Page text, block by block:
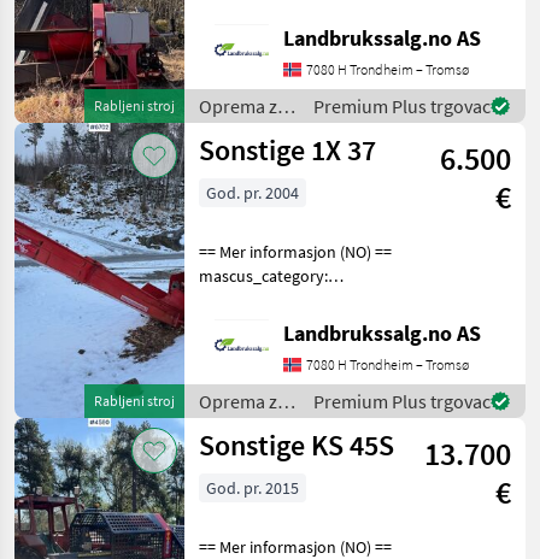
Rabljeni stroj
provide reference number
upon request: 8518 See
en.landbrukssalg.no/8518
for more images Spe
Landbrukssalg.no AS
7080 H Trondheim – Tromsø
Oprema za
šumu i
obradu
Sonstige
Premium Plus trgovac
Rabljeni stroj
Sonstige 1X 37
6.500
€
God. pr. 2004
== Mer informasjon (NO) ==
mascus_category:
provide reference number
upon request: 6702 See
en.landbrukssalg.no/6702
for more images Spe
Landbrukssalg.no AS
7080 H Trondheim – Tromsø
Oprema za
šumu i
obradu
Sonstige
Premium Plus trgovac
Sonstige KS 45S
13.700
€
God. pr. 2015
== Mer informasjon (NO) ==